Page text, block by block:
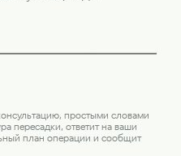
простыми словами
пересадки, ответит на ваши
план операции и сообщит